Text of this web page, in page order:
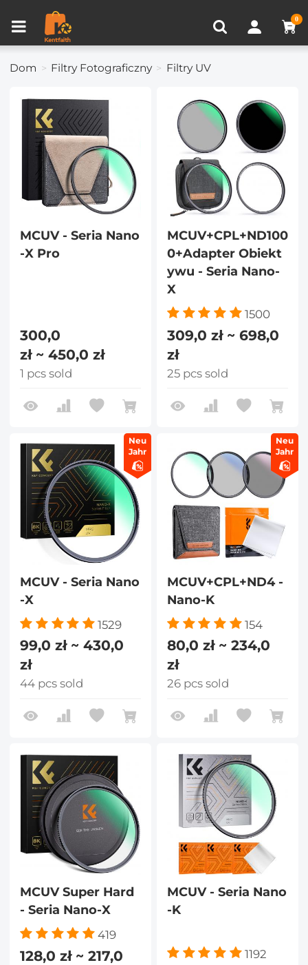
0
Porównanie produktów (0)
Dom Filtry Fotograficzny Filtry UV
MCUV - Seria Nano
-X Pro
300,0
zł ~ 450,0 zł
1 pcs sold
MCUV+CPL+ND100
0+Adapter Obiekt
ywu - Seria Nano-
X
1500
309,0 zł ~ 698,0
zł
25 pcs sold
Neu
Jahr
MCUV - Seria Nano
-X
1529
99,0 zł ~ 430,0
zł
44 pcs sold
Neu
Jahr
MCUV+CPL+ND4 -
Nano-K
154
80,0 zł ~ 234,0
zł
26 pcs sold
MCUV Super Hard
- Seria Nano-X
419
128,0 zł ~ 217,0
MCUV - Seria Nano
-K
1192